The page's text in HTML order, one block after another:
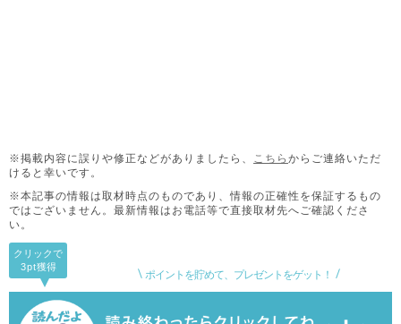
※掲載内容に誤りや修正などがありましたら、 こちら からご連絡いただ
けると幸いです。
※本記事の情報は取材時点のものであり、情報の正確性を保証するもの
ではございません。 最新情報はお電話等で直接取材先へご確認くださ
い。
ポイントを貯めて、プレゼントをゲット！
クリックで
3pt獲得